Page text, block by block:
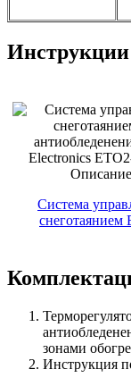
Инструкции
Система
снеготаянием
зонами
Инструкция